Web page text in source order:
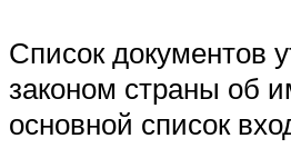
Список документов
законом страны об
основной список